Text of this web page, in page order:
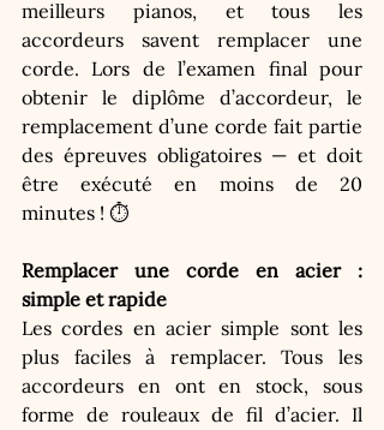
meilleurs pianos, et tous les
accordeurs savent remplacer une
corde. Lors de l’examen final pour
obtenir le diplôme d’accordeur, le
remplacement d’une corde fait partie
des épreuves obligatoires — et doit
être exécuté en moins de 20
minutes ! ⏱️
Remplacer une corde en acier :
simple et rapide
Les cordes en acier simple sont les
plus faciles à remplacer. Tous les
accordeurs en ont en stock, sous
forme de rouleaux de fil d’acier. Il